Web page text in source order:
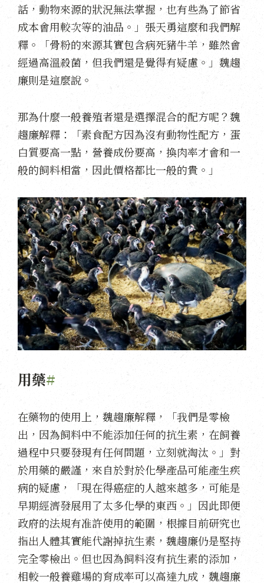
話，動物來源的狀況無法掌握，也有些為了節省
成本會用較次等的油品。」張天勇這麼和我們解
釋。「骨粉的來源其實包含病死豬牛羊，雖然會
經過高溫殺菌，但我們還是覺得有疑慮。」魏趨
廉則是這麼說。
那為什麼一般養殖者還是選擇混合的配方呢？魏
趨廉解釋：「素食配方因為沒有動物性配方，蛋
白質要高一點，營養成份要高，換肉率才會和一
般的飼料相當，因此價格都比一般的貴。」
用藥#
在藥物的使用上，魏趨廉解釋，「我們是零檢
出，因為飼料中不能添加任何的抗生素，在飼養
過程中只要發現有任何問題，立刻就淘汰。」對
於用藥的嚴謹，來自於對於化學產品可能產生疾
病的疑慮，「現在得癌症的人越來越多，可能是
早期經濟發展用了太多化學的東西。」因此即便
政府的法規有准許使用的範圍，根據目前研究也
指出人體其實能代謝掉抗生素，魏趨廉仍是堅持
完全零檢出。但也因為飼料沒有抗生素的添加，
相較一般養雞場的育成率可以高達九成，魏趨廉